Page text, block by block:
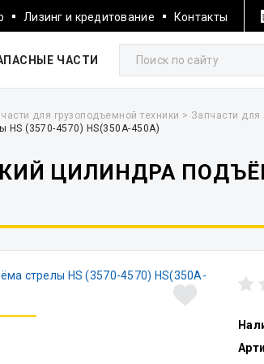
Лизинг и кредитование Контакты
ЧАСТИ
для грузоподъемной техники > Запчасти для
(3570-4570) HS(350A-450A)
ЦИЛИНДРА